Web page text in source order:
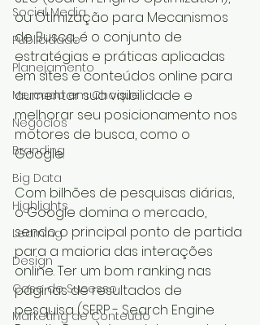
Social Media
Publicidade
Planejamento
Mercado em Choque
Negócios
Branding
Big Data
Highlights
Learning
Design
Case de Sucesso
Marketing de Conteúdo
ou Otimização para Mecanismos
de Busca, é o conjunto de
estratégias e práticas aplicadas
em sites e conteúdos online para
aumentar sua visibilidade e
melhorar seu posicionamento nos
motores de busca, como o
Google.
Com bilhões de pesquisas diárias,
o Google domina o mercado,
sendo o principal ponto de partida
para a maioria das interações
online. Ter um bom ranking nas
páginas de resultados de
pesquisa (SERP - Search Engine